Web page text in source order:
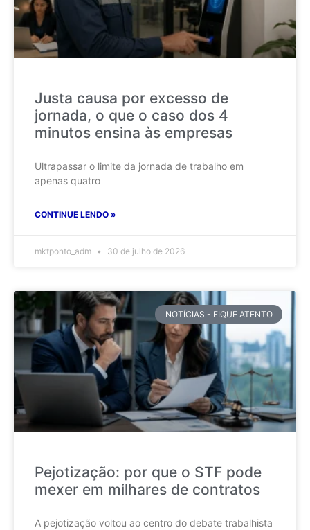
Justa causa por excesso de
jornada, o que o caso dos 4
minutos ensina às empresas
Ultrapassar o limite da jornada de trabalho em
apenas quatro
CONTINUE LENDO »
mktponto_adm 30 de julho de 2026
NOTÍCIAS - FIQUE ATENTO
Pejotização: por que o STF pode
mexer em milhares de contratos
A pejotização voltou ao centro do debate trabalhista